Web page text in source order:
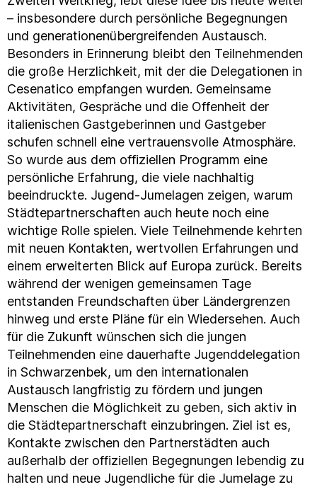
– insbesondere durch persönliche Begegnungen
und generationenübergreifenden Austausch.
Besonders in Erinnerung bleibt den Teilnehmenden
die große Herzlichkeit, mit der die Delegationen in
Cesenatico empfangen wurden. Gemeinsame
Aktivitäten, Gespräche und die Offenheit der
italienischen Gastgeberinnen und Gastgeber
schufen schnell eine vertrauensvolle Atmosphäre.
So wurde aus dem offiziellen Programm eine
persönliche Erfahrung, die viele nachhaltig
beeindruckte. Jugend-Jumelagen zeigen, warum
Städtepartnerschaften auch heute noch eine
wichtige Rolle spielen. Viele Teilnehmende kehrten
mit neuen Kontakten, wertvollen Erfahrungen und
einem erweiterten Blick auf Europa zurück. Bereits
während der wenigen gemeinsamen Tage
entstanden Freundschaften über Ländergrenzen
hinweg und erste Pläne für ein Wiedersehen. Auch
für die Zukunft wünschen sich die jungen
Teilnehmenden eine dauerhafte Jugenddelegation
in Schwarzenbek, um den internationalen
Austausch langfristig zu fördern und jungen
Menschen die Möglichkeit zu geben, sich aktiv in
die Städtepartnerschaft einzubringen. Ziel ist es,
Kontakte zwischen den Partnerstädten auch
außerhalb der offiziellen Begegnungen lebendig zu
halten und neue Jugendliche für die Jumelage zu